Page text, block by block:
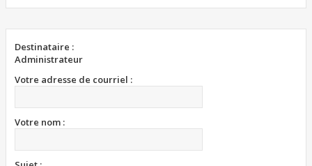
Destinataire :
Administrateur
Votre adresse de courriel :
Votre nom :